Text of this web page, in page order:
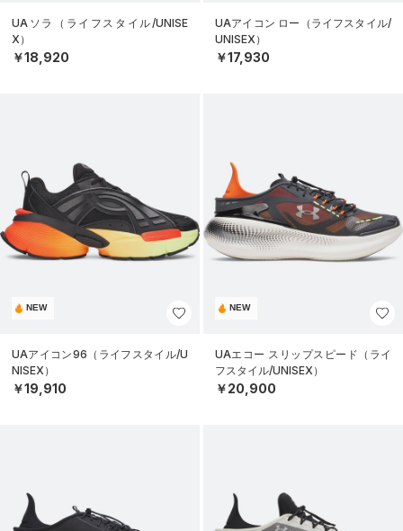
UAソラ（ライフスタイル/UNISE
X）
￥18,920
UAアイコン ロー（ライフスタイル/
UNISEX）
￥17,930
NEW
UAアイコン96（ライフスタイル/U
NISEX）
￥19,910
NEW
UAエコー スリップスピード（ライ
フスタイル/UNISEX）
￥20,900